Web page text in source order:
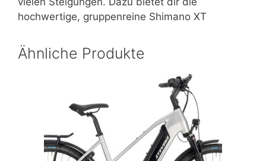
hochwertige, gruppenreine Shimano XT
Ähnliche Produkte